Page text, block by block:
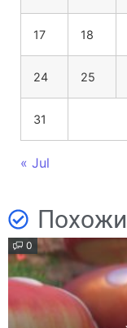
17 18
24 25
31
« Jul
0